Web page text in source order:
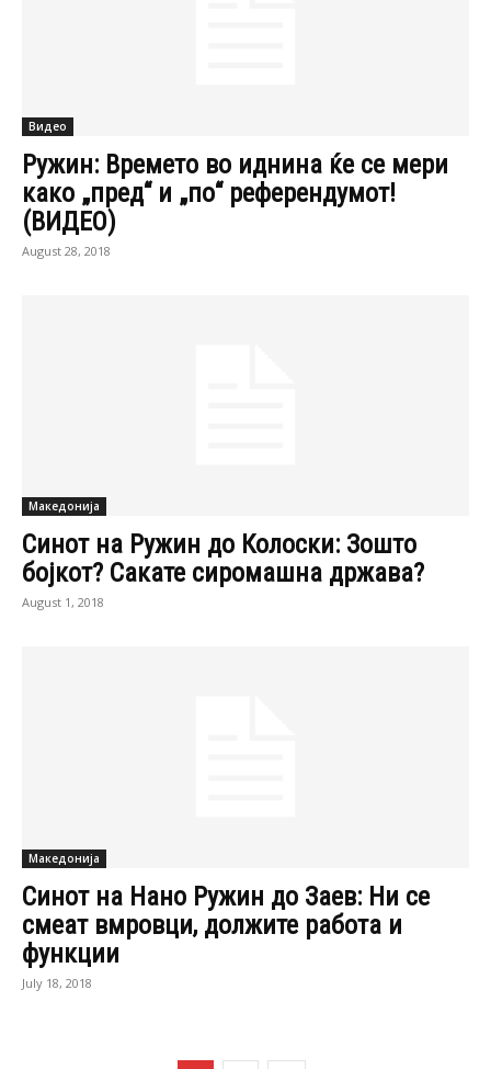
Видео
Ружин: Времето во иднина ќе се мери
како „пред“ и „по“ референдумот!
(ВИДЕО)
August 28, 2018
Македонија
Синот на Ружин до Колоски: Зошто
бојкот? Сакате сиромашна држава?
August 1, 2018
Македонија
Синот на Нано Ружин до Заев: Ни се
смеат вмровци, должите работа и
функции
July 18, 2018